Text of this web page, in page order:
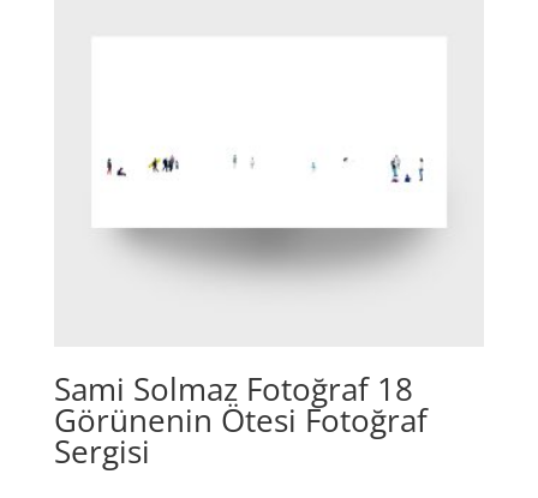
Sami Solmaz Fotoğraf 18
Görünenin Ötesi Fotoğraf
Sergisi